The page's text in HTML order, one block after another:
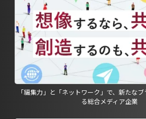
「編集力」と「ネットワーク」で、新たな
る総合メディア企業